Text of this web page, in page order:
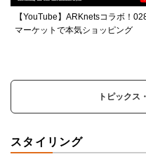
【YouTube】ARKnetsコラボ！
マーケットで本気ショッピング
トピックス
スタイリング